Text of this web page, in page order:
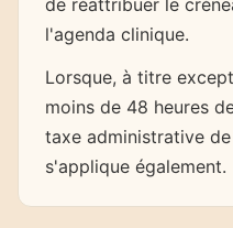
l'agenda clinique.
Lorsque, à titre
moins de 48 heures
taxe administrative
s'applique également.